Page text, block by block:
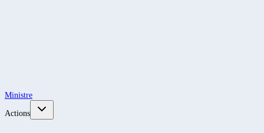
Ministre
Actions